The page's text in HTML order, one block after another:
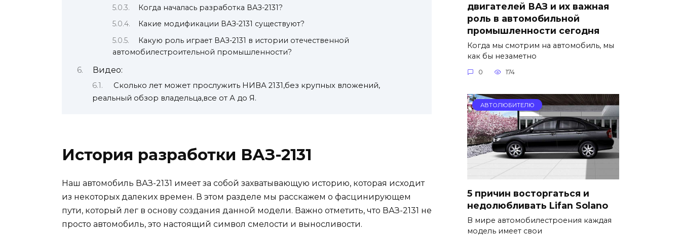
Когда началась разработка ВАЗ-2131?
Какие модификации ВАЗ-2131 существуют?
Какую роль играет ВАЗ-2131 в истории отечественной
автомобилестроительной промышленности?
Видео:
Сколько лет может прослужить НИВА 2131,без крупных вложений,
реальный обзор владельца,все от А до Я.
История разработки ВАЗ-2131
Наш автомобиль ВАЗ-2131 имеет за собой захватывающую историю, которая исходит
из некоторых далеких времен. В этом разделе мы расскажем о фасцинирующем
пути, который лег в основу создания данной модели. Важно отметить, что ВАЗ-2131 не
просто автомобиль, это настоящий символ смелости и выносливости.
двигателей ВАЗ и их важная
роль в автомобильной
промышленности сегодня
Когда мы смотрим на автомобиль, мы
как бы незаметно
0 174
АВТОЛЮБИТЕЛЮ
5 причин восторгаться и
недолюбливать Lifan Solano
В мире автомобилестроения каждая
модель имеет свои